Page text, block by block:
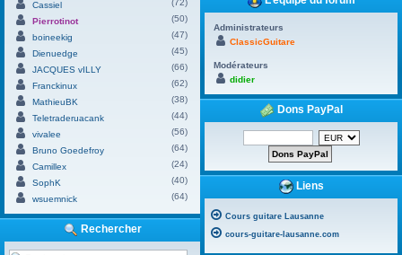
Cassiel
Pierrotinot
(50)
boineekig
(47)
Dienuedge
(45)
JACQUES vILLY
(66)
Franckinux
(62)
MathieuBK
(38)
Teletraderuacank
(44)
vivalee
(56)
Bruno Goedefroy
(64)
Camillex
(24)
SophK
(40)
wsuemnick
(64)
Rechercher
Administrateurs
ClassicGuitare
Modérateurs
didier
Dons PayPal
Liens
Cours guitare Lausanne
cours-guitare-lausanne.com